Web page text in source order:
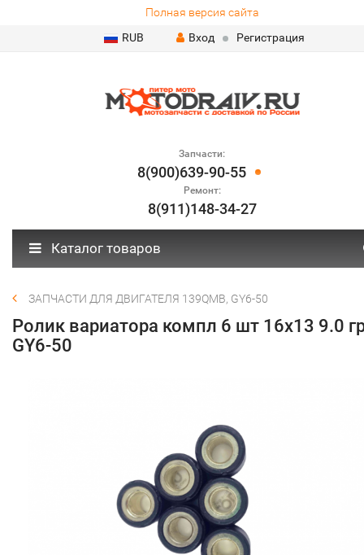
Полная версия сайта
RUB
Вход Регистрация
Запчасти:
8(900)639-90-55
Ремонт:
8(911)148-34-27
Каталог товаров
ЗАПЧАСТИ ДЛЯ ДВИГАТЕЛЯ 139QMB, GY6-50
Ролик вариатора компл 6 шт 16х13 9.0
GY6-50